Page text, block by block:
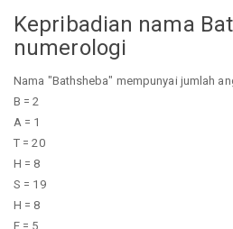
Kepribadian nama
numerologi
Nama "Bathsheba" mempunyai jumlah
B = 2
A = 1
T = 20
H = 8
S = 19
H = 8
E = 5